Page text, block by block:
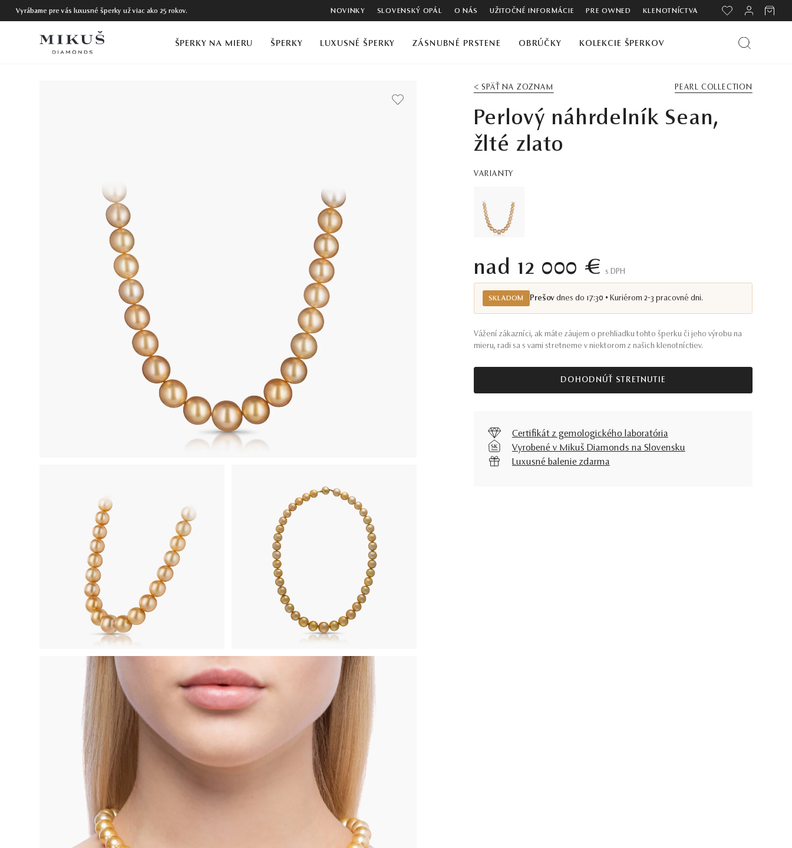
Vyrábame pre vás luxusné šperky už viac ako 25 rokov. NOVINKY SLOVENSKÝ OPÁL O NÁS UŽITOČNÉ INFORMÁCIE PRE OWNED KLENOTNÍCTVA
ŠPERKY NA MIERU ŠPERKY LUXUSNÉ ŠPERKY ZÁSNUBNÉ PRSTENE OBRÚČKY KOLEKCIE ŠPERKOV
< SPÄŤ NA ZOZNAM PEARL COLLECTION
Perlový náhrdelník Sean,
žlté zlato
VARIANTY
nad 12 000 € S DPH
SKLADOM Prešovdnes do 17:30 • Kuriérom 2-3 pracovné dni.
Vážení zákazníci, ak máte záujem o prehliadku tohto šperku či jeho výrobu na
mieru, radi sa s vami stretneme v niektorom z našich klenotníctiev.
DOHODNÚŤ STRETNUTIE
Certifikát z gemologického laboratória
Vyrobené v Mikuš Diamonds na Slovensku
Luxusné balenie zdarma